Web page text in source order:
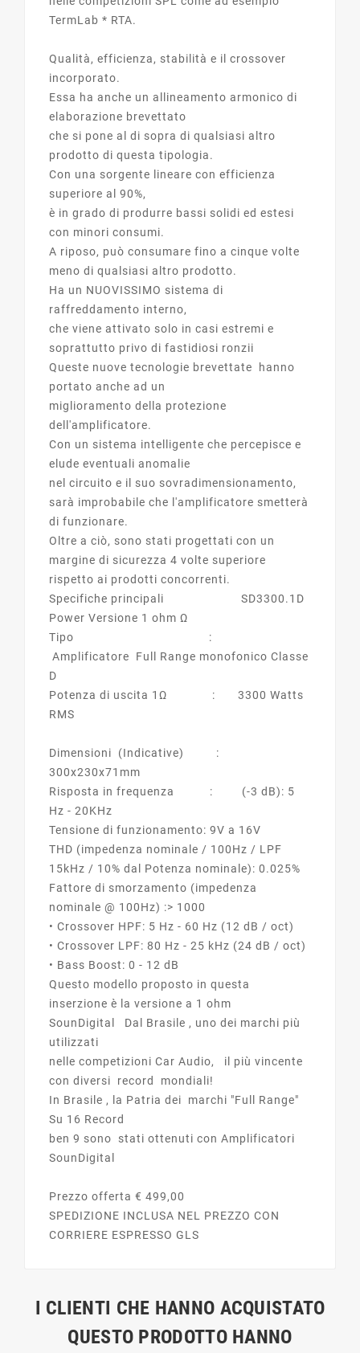
TermLab * RTA.
Qualità, efficienza, stabilità e il crossover
incorporato.
Essa ha anche un allineamento armonico di
elaborazione brevettato
che si pone al di sopra di qualsiasi altro
prodotto di questa tipologia.
Con una sorgente lineare con efficienza
superiore al 90%,
è in grado di produrre bassi solidi ed estesi
con minori consumi.
A riposo, può consumare fino a cinque volte
meno di qualsiasi altro prodotto.
Ha un NUOVISSIMO sistema di
raffreddamento interno,
che viene attivato solo in casi estremi e
soprattutto privo di fastidiosi ronzii
Queste nuove tecnologie brevettate hanno
portato anche ad un
miglioramento della protezione
dell'amplificatore.
Con un sistema intelligente che percepisce e
elude eventuali anomalie
nel circuito e il suo sovradimensionamento,
sarà improbabile che l'amplificatore smetterà
di funzionare.
Oltre a ciò, sono stati progettati con un
margine di sicurezza 4 volte superiore
rispetto ai prodotti concorrenti.
Specifiche principali SD3300.1D
Power Versione 1 ohm Ω
Tipo :
Amplificatore Full Range monofonico Classe
D
Potenza di uscita 1Ω : 3300 Watts
RMS
Dimensioni (Indicative) :
300x230x71mm
Risposta in frequenza : (-3 dB): 5
Hz - 20KHz
Tensione di funzionamento: 9V a 16V
THD (impedenza nominale / 100Hz / LPF
15kHz / 10% dal Potenza nominale): 0.025%
Fattore di smorzamento (impedenza
nominale @ 100Hz) :> 1000
• Crossover HPF: 5 Hz - 60 Hz (12 dB / oct)
• Crossover LPF: 80 Hz - 25 kHz (24 dB / oct)
• Bass Boost: 0 - 12 dB
Questo modello proposto in questa
inserzione è la versione a 1 ohm
SounDigital Dal Brasile , uno dei marchi più
utilizzati
nelle competizioni Car Audio, il più vincente
con diversi record mondiali!
In Brasile , la Patria dei marchi "Full Range"
Su 16 Record
ben 9 sono stati ottenuti con Amplificatori
SounDigital
Prezzo offerta € 499,00
SPEDIZIONE INCLUSA NEL PREZZO CON
CORRIERE ESPRESSO GLS
I CLIENTI CHE HANNO ACQUISTATO
QUESTO PRODOTTO HANNO